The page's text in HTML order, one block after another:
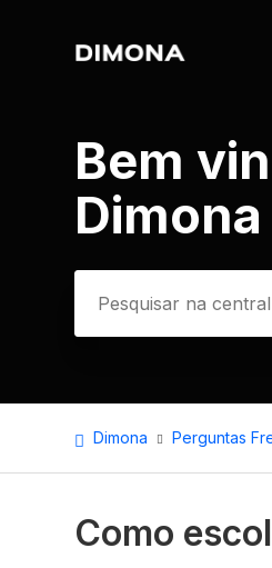
Pesquisa
Bem
Dimona
Dimona Perguntas
Como